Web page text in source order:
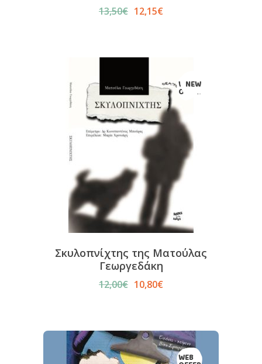
13,50€ Original
12,15€
Η
WEB
OFFER
NEW
Σκυλοπνίχτης της Ματούλας
Γεωργεδάκη
12,00€ Original
10,80€
Η
WEB